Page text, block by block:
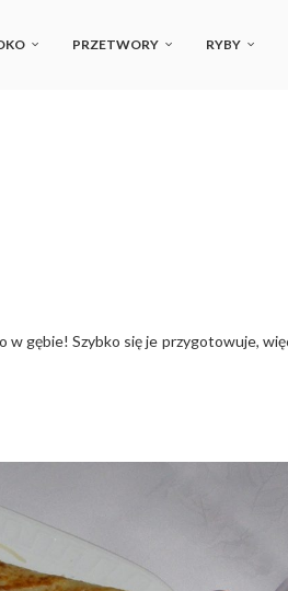
PRZETWORY RYBY
w gębie! Szybko się je przygotowuje,